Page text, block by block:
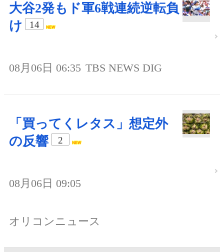
大谷2発もド軍6戦連続逆転負
け
14
08月06日 06:35 TBS NEWS DIG
「買ってくレタス」想定外
の反響
2
08月06日 09:05
オリコンニュース